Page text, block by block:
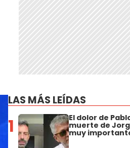
LAS MÁS LEÍDAS
1 El dolor de
muerte de
muy